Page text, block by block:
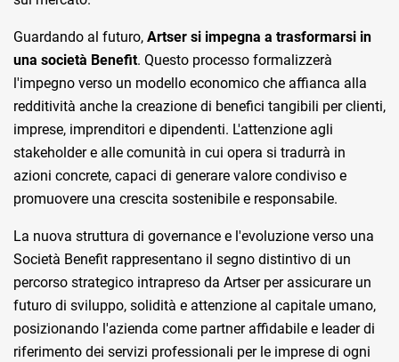
Guardando al futuro, Artser si impegna a trasformarsi in
una società Benefit. Questo processo formalizzerà
l'impegno verso un modello economico che affianca alla
redditività anche la creazione di benefici tangibili per clienti,
imprese, imprenditori e dipendenti. L'attenzione agli
stakeholder e alle comunità in cui opera si tradurrà in
azioni concrete, capaci di generare valore condiviso e
promuovere una crescita sostenibile e responsabile.
La nuova struttura di governance e l'evoluzione verso una
Società Benefit rappresentano il segno distintivo di un
percorso strategico intrapreso da Artser per assicurare un
futuro di sviluppo, solidità e attenzione al capitale umano,
posizionando l'azienda come partner affidabile e leader di
riferimento dei servizi professionali per le imprese di ogni